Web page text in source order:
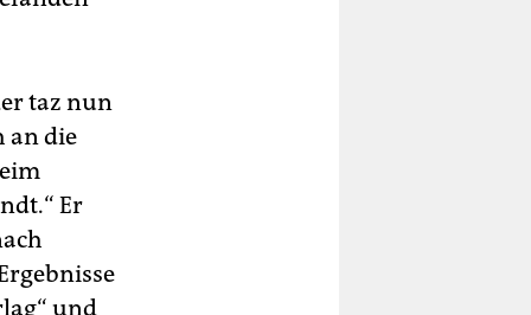
taz nun
an die
Er
und